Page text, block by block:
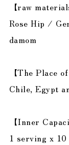
【raw
Rose Hip /
damom
【The Place
Chile, Egypt
【Inner
1 serving x